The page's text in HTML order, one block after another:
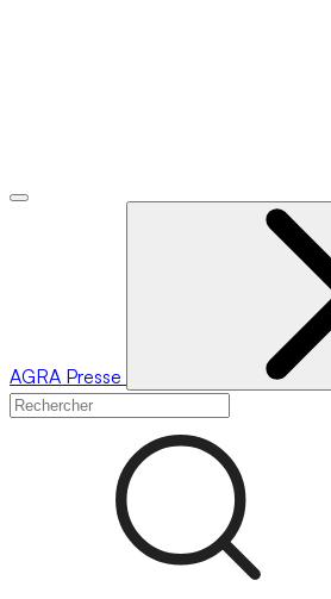
AGRA Presse